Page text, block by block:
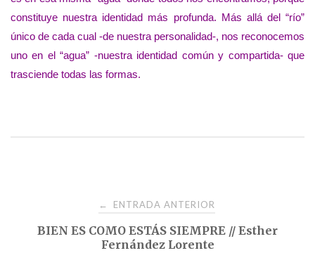
constituye nuestra identidad más profunda. Más allá del “río”
único de cada cual -de nuestra personalidad-, nos reconocemos
uno en el “agua” -nuestra identidad común y compartida- que
trasciende todas las formas.
Navegación
← ENTRADA ANTERIOR
BIEN ES COMO ESTÁS SIEMPRE // Esther
Fernández Lorente